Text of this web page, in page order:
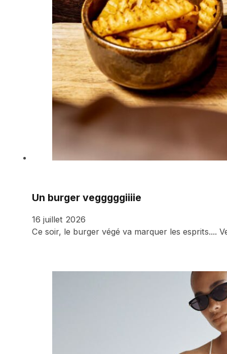
Un burger vegggggiiiie
16 juillet 2026
Ce soir, le burger végé va marquer les esprits....